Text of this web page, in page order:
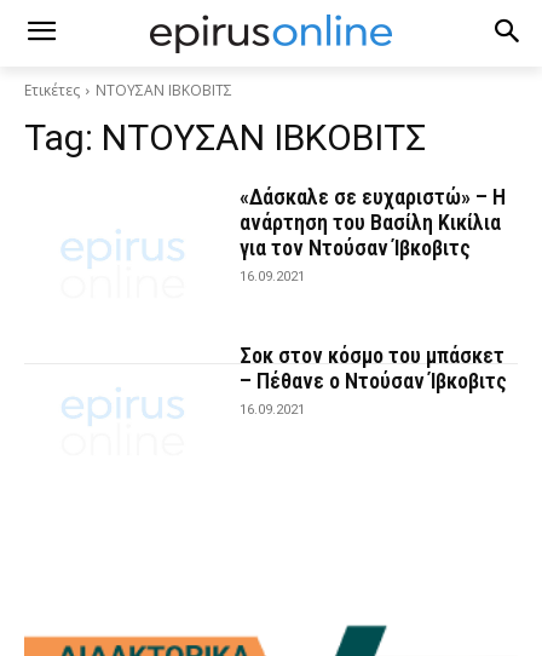
Ετικέτες ΝΤΟΥΣΑΝ ΙΒΚΟΒΙΤΣ
Tag: ΝΤΟΥΣΑΝ ΙΒΚΟΒΙΤΣ
«Δάσκαλε σε ευχαριστώ» – Η
ανάρτηση του Βασίλη Κικίλια
για τον Ντούσαν Ίβκοβιτς
16.09.2021
Σοκ στον κόσμο του μπάσκετ
– Πέθανε ο Ντούσαν Ίβκοβιτς
16.09.2021